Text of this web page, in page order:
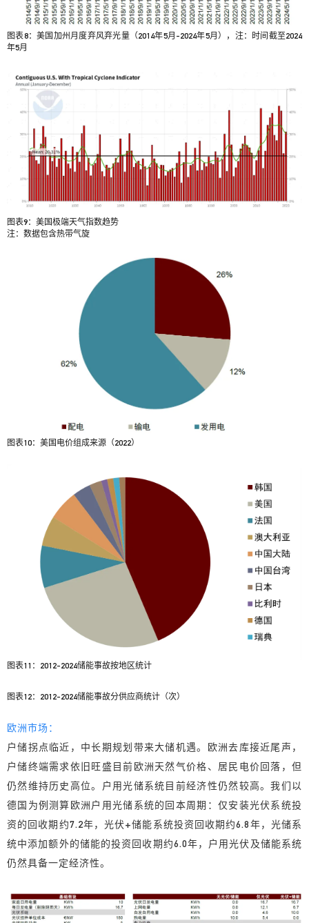
图表8：美国加州月度弃风弃光量（2014年5月-2024年5月），注：时间截至2024
年5月
图表9：美国极端天气指数趋势
注：数据包含热带气旋
图表10：美国电价组成来源（2022）
图表11：2012-2024储能事故按地区统计
图表12：2012-2024储能事故分供应商统计（次）
欧洲市场：
户储拐点临近，中长期规划带来大储机遇。欧洲去库接近尾声，
户储终端需求依旧旺盛目前欧洲天然气价格、居民电价回落，但
仍然维持历史高位。户用光储系统目前经济性仍然较高。我们以
德国为例测算欧洲户用光储系统的回本周期：仅安装光伏系统投
资的回收期约7.2年，光伏+储能系统投资回收期约6.8年，光储系
统中添加额外的储能的投资回收期约6.0年，户用光伏及储能系统
仍然具备一定经济性。